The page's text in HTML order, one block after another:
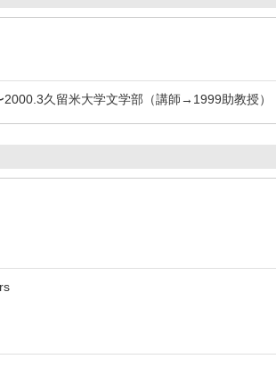
2000.3久留米大学文学部（講師→1999助教授